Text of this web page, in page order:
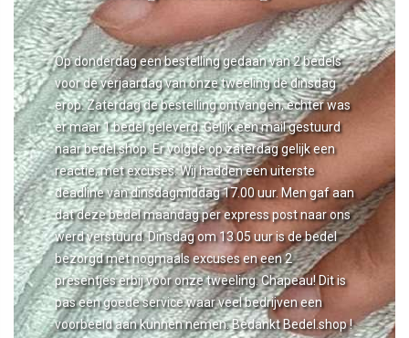
Op donderdag een bestelling gedaan van 2 bedels
voor de verjaardag van onze tweeling de dinsdag
erop. Zaterdag de bestelling ontvangen, echter was
er maar 1 bedel geleverd. Gelijk een mail gestuurd
naar bedel.shop. Er volgde op zaterdag gelijk een
reactie, met excuses. Wij hadden een uiterste
deadline van dinsdagmiddag 17.00 uur. Men gaf aan
dat deze bedel maandag per express post naar ons
werd verstuurd. Dinsdag om 13.05 uur is de bedel
bezorgd met nogmaals excuses en een 2
presentjes erbij voor onze tweeling. Chapeau! Dit is
pas een goede service waar veel bedrijven een
voorbeeld aan kunnen nemen. Bedankt Bedel.shop !